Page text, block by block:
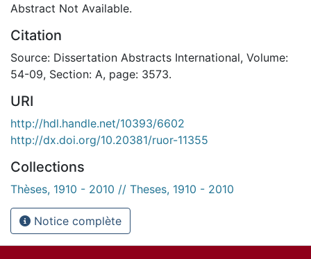
Abstract Not Available.
Citation
Source: Dissertation Abstracts International, Volume:
54-09, Section: A, page: 3573.
URI
http://hdl.handle.net/10393/6602
http://dx.doi.org/10.20381/ruor-11355
Collections
Thèses, 1910 - 2010 // Theses, 1910 - 2010
Notice complète